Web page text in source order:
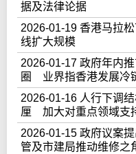
据及法律论据
2026-01-19 香港马拉
线扩大规模
2026-01-17 政府年内
圈 业界指香港发展冷
2026-01-16 人行下调
厘 加大对重点领域支
2026-01-15 政府议案
管及市建局推动维修之